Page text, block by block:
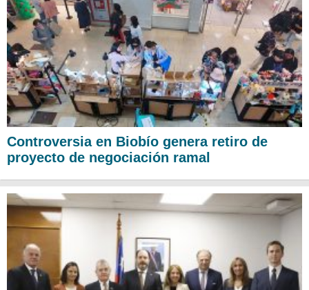
Controversia en Biobío genera retiro de
proyecto de negociación ramal